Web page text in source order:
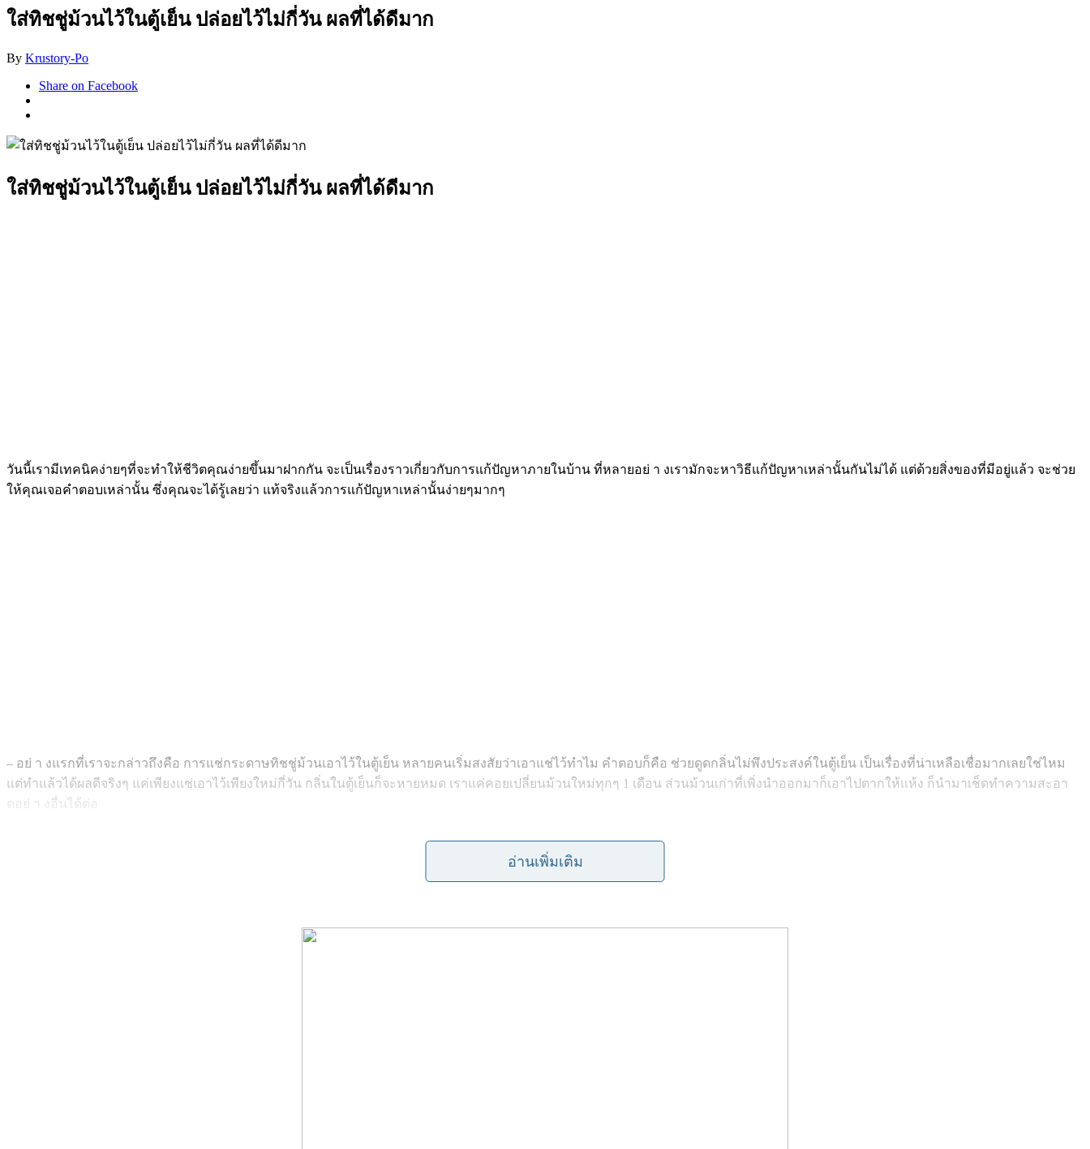
ใส่ทิชชู่ม้วนไว้ในตู้เย็น ปล่อยไว้ไม่กี่วัน ผลที่ได้ดีมาก
By Krustory-Po
Share on Facebook
ใส่ทิชชู่ม้วนไว้ในตู้เย็น ปล่อยไว้ไม่กี่วัน ผลที่ได้ดีมาก
วันนี้เรามีเทคนิคง่ายๆที่จะทำให้ชีวิตคุณง่ายขึ้นมาฝากกัน จะเป็นเรื่องราวเกี่ยวกับการแก้ปัญหาภายในบ้าน ที่หลายอย่ า งเรามักจะหาวิธีแก้ปัญหาเหล่านั้นกันไม่ได้ แต่ด้วยสิ่งของที่มีอยู่แล้ว จะช่วย
ให้คุณเจอคำตอบเหล่านั้น ซึ่งคุณจะได้รู้เลยว่า แท้จริงแล้วการแก้ปัญหาเหล่านั้นง่ายๆมากๆ
– อย่ า งแรกที่เราจะกล่าวถึงคือ การแช่กระดาษทิชชู่ม้วนเอาไว้ในตู้เย็น หลายคนเริ่มสงสัยว่าเอาแช่ไว้ทำไม คำตอบก็คือ ช่วยดูดกลิ่นไม่พึงประสงค์ในตู้เย็น เป็นเรื่องที่น่าเหลือเชื่อมากเลยใช่ไหม
แต่ทำแล้วได้ผลดีจริงๆ แค่เพียงแช่เอาไว้เพียงใหม่กี่วัน กลิ่นในตู้เย็นก็จะหายหมด เราแค่คอยเปลี่ยนม้วนใหม่ทุกๆ 1 เดือน ส่วนม้วนเก่าที่เพิ่งนำออกมาก็เอาไปตากให้แห้ง ก็นำมาเช็ดทำความสะอา
ดอย่ า งอื่นได้ต่อ
อ่านเพิ่มเติม